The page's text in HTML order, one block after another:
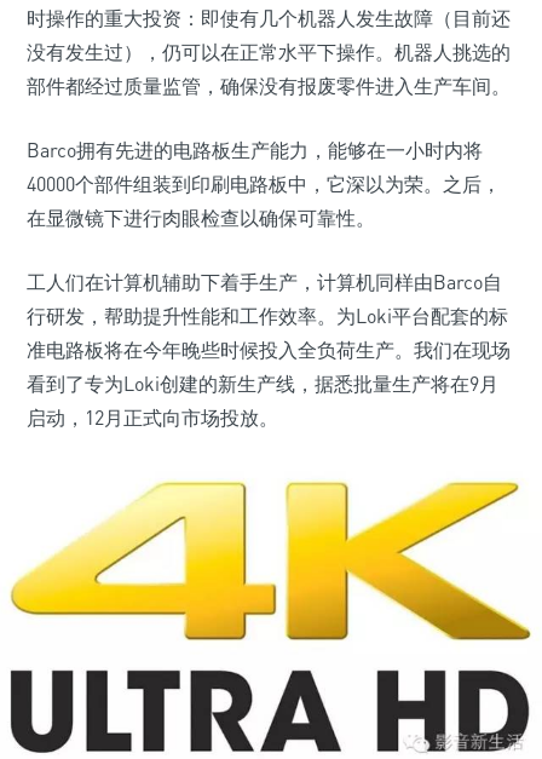
时操作的重大投资：即使有几个机器人发生故障（目前还
没有发生过），仍可以在正常水平下操作。机器人挑选的
部件都经过质量监管，确保没有报废零件进入生产车间。
Barco拥有先进的电路板生产能力，能够在一小时内将
40000个部件组装到印刷电路板中，它深以为荣。之后，
在显微镜下进行肉眼检查以确保可靠性。
工人们在计算机辅助下着手生产，计算机同样由Barco自
行研发，帮助提升性能和工作效率。为Loki平台配套的标
准电路板将在今年晚些时候投入全负荷生产。我们在现场
看到了专为Loki创建的新生产线，据悉批量生产将在9月
启动，12月正式向市场投放。